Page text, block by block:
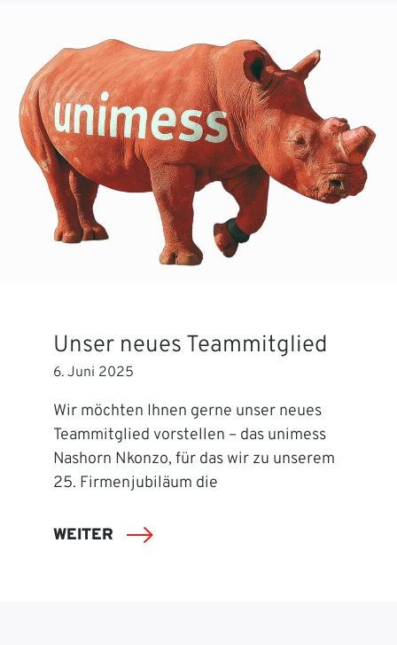
Unser neues Teammitglied
6. Juni 2025
Wir möchten Ihnen gerne unser neues
Teammitglied vorstellen – das unimess
Nashorn Nkonzo, für das wir zu unserem
25. Firmenjubiläum die
WEITER